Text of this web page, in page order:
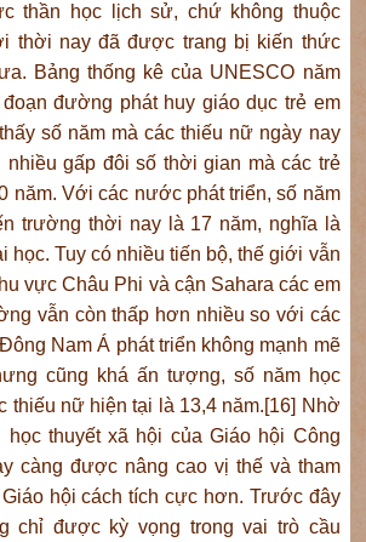
thần học lịch sử, chứ không thuộc
thời nay đã được trang bị kiến thức
Bảng thống kê của UNESCO năm
đường phát huy giáo dục trẻ em
số năm mà các thiếu nữ ngày nay
gấp đôi số thời gian mà các trẻ
năm. Với các nước phát triển, số năm
trường thời nay là 17 năm, nghĩa là
học. Tuy có nhiều tiến bộ, thế giới vẫn
vực Châu Phi và cận Sahara các em
vẫn còn thấp hơn nhiều so với các
Nam Á phát triển không mạnh mẽ
cũng khá ấn tượng, số năm học
thiếu nữ hiện tại là 13,4 năm.[16] Nhờ
thuyết xã hội của Giáo hội Công
càng được nâng cao vị thế và tham
hội cách tích cực hơn. Trước đây
chỉ được kỳ vọng trong vai trò cầu